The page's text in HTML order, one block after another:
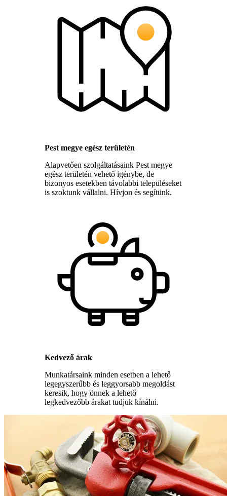
Pest megye egész területén
Alapvetően szolgáltatásaink Pest megye
egész területén vehető igénybe, de
bizonyos esetekben távolabbi településeket
is szoktunk vállalni. Hívjon és segítünk.
Kedvező árak
Munkatársaink minden esetben a lehető
legegyszerűbb és leggyorsabb megoldást
keresik, hogy önnek a lehető
legkedvezőbb árakat tudjuk kínálni.